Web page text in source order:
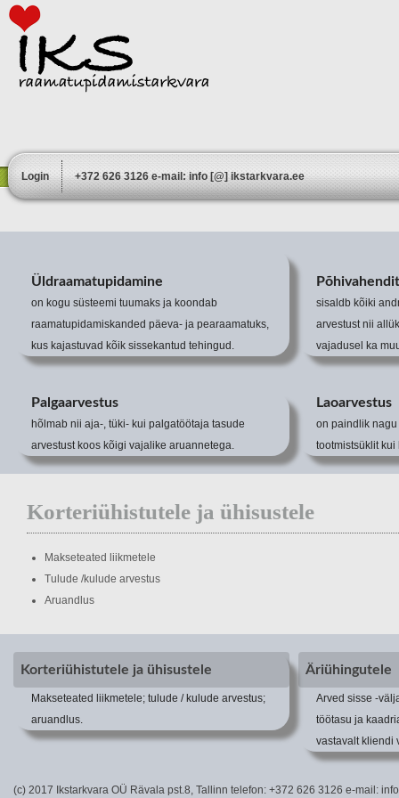
Login +372 626 3126 e-mail: info [@] ikstarkvara.ee
Üldraamatupidamine
on kogu süsteemi tuumaks ja koondab
raamatupidamiskanded päeva- ja pearaamatuks,
kus kajastuvad kõik sissekantud tehingud.
sisaldb kõiki
arvestust nii
vajadusel ka
Palgaarvestus
hõlmab nii aja-, tüki- kui palgatöötaja tasude
arvestust koos kõigi vajalike aruannetega.
Laoarvestus
on paindlik
tootmistsüklit
Korteriühistutele ja ühisustele
Makseteated liikmetele
Tulude /kulude arvestus
Aruandlus
Korteriühistutele ja ühisustele
Makseteated liikmetele; tulude / kulude arvestus;
aruandlus.
Äriühingutele
Arved sisse -
töötasu ja
vastavalt kliendi
(c) 2017 Ikstarkvara OÜ Rävala pst.8, Tallinn telefon: +372 626 3126 e-mail: